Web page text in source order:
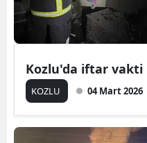
Kozlu'da iftar vakti
KOZLU 04 Mart 2026